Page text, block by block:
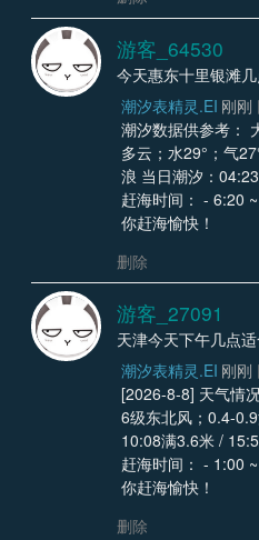
游客_64530
今天惠东十里银滩
潮汐表精灵.EI 刚刚
潮汐数据供参考：
多云；水29°；气
浪 当日潮汐：
赶海时间： - 6:20
你赶海愉快！
删除
游客_27091
天津今天下午几点
潮汐表精灵.EI 刚刚
[2026-8-8] 天气情
6级东北风；0.4-
10:08满3.6米 /
赶海时间： - 1:00
你赶海愉快！
删除